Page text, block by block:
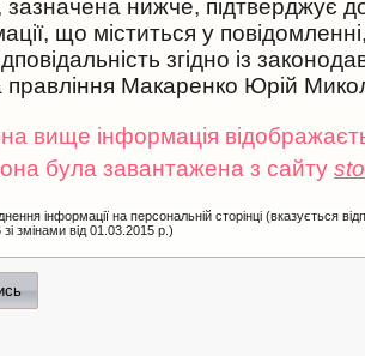
нижче, підтверджує
що міститься у
згідно із
правління Макаренко Юрій
вище інформація
була завантажена з сайту
інформації на персональній сторінці (вказується
змінами від 01.03.2015 р.)